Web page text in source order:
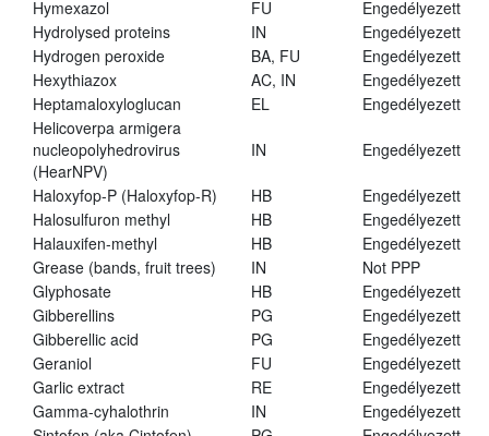
Hymexazol
FU
Engedélyezett
Hydrolysed proteins
IN
Engedélyezett
Hydrogen peroxide
BA, FU
Engedélyezett
Hexythiazox
AC, IN
Engedélyezett
Heptamaloxyloglucan
EL
Engedélyezett
Helicoverpa armigera
nucleopolyhedrovirus
(HearNPV)
IN Engedélyezett
Haloxyfop-P (Haloxyfop-R) HB
Engedélyezett
Halosulfuron methyl
HB
Engedélyezett
Halauxifen-methyl
HB
Engedélyezett
Grease (bands, fruit trees)
IN
Not PPP
Glyphosate
HB
Engedélyezett
Gibberellins
PG
Engedélyezett
Gibberellic acid
PG
Engedélyezett
Geraniol
FU
Engedélyezett
Garlic extract
RE
Engedélyezett
Gamma-cyhalothrin
IN
Engedélyezett